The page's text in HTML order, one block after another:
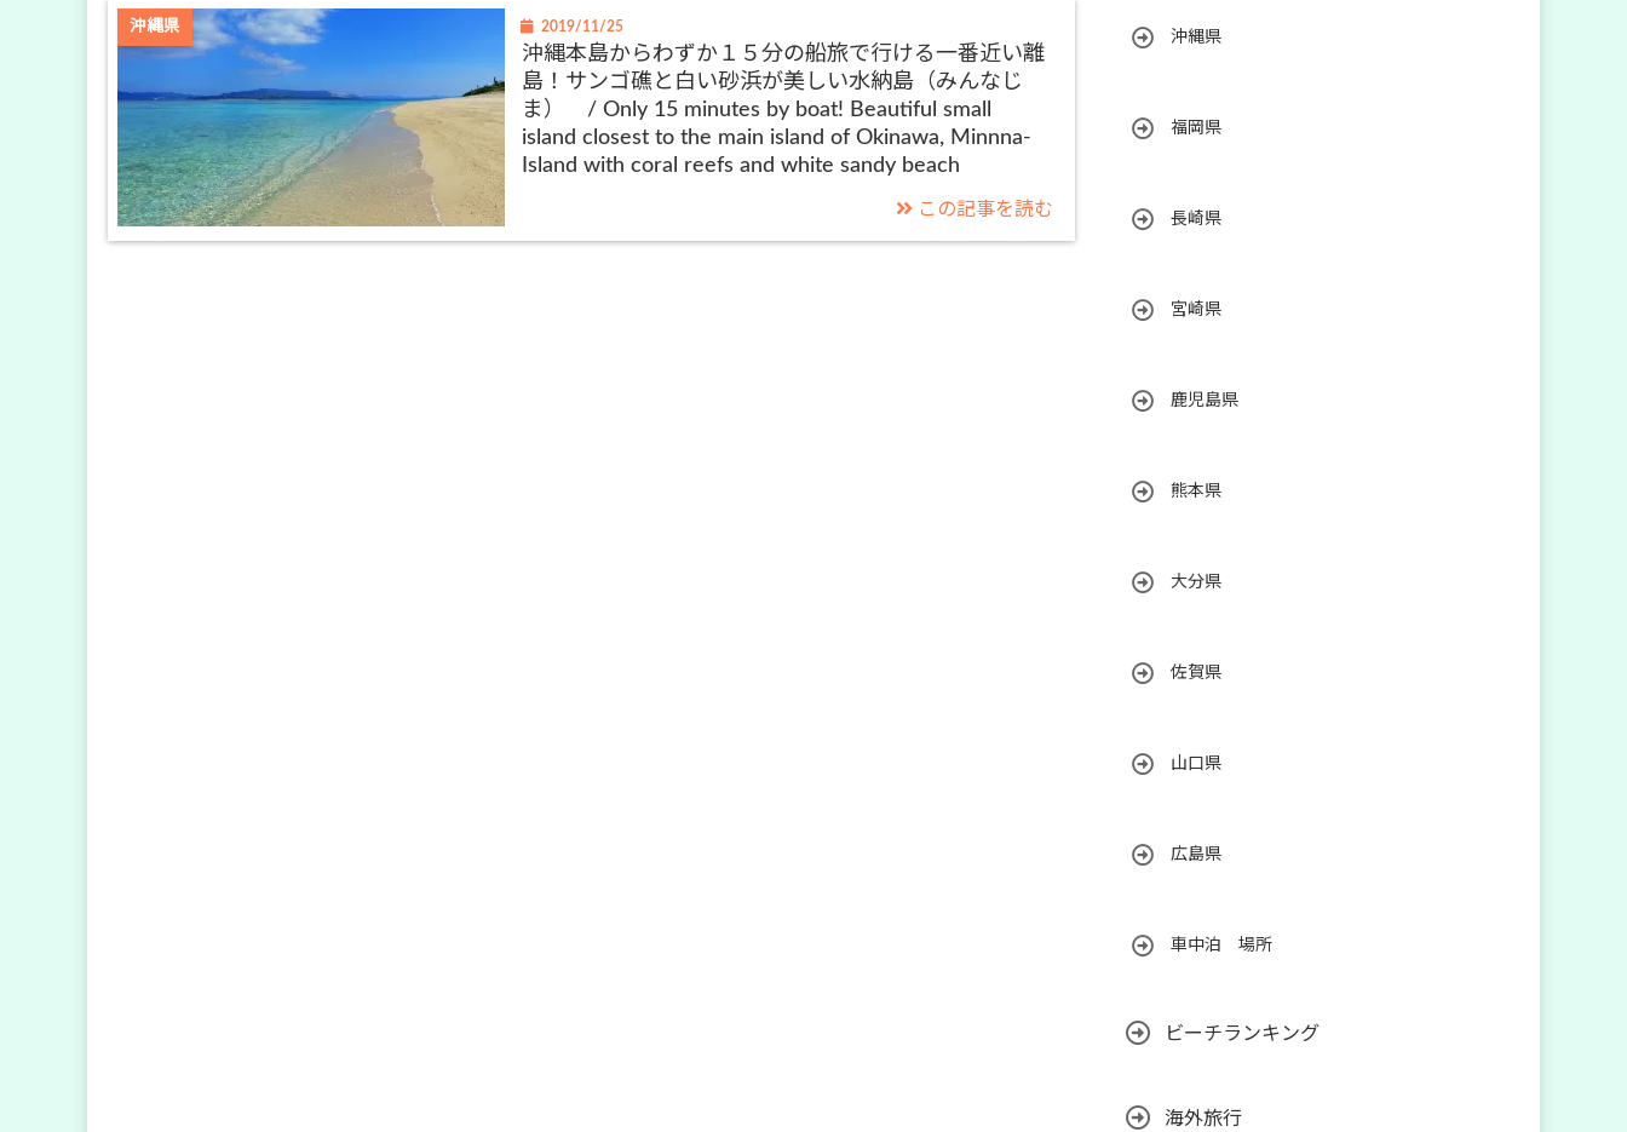
沖縄県 2019/11/25
沖縄本島からわずか１５分の船旅で行ける一番近い離
島！サンゴ礁と白い砂浜が美しい水納島（みんなじ
ま） / Only 15 minutes by boat! Beautiful small
island closest to the main island of Okinawa, Minnna-
Island with coral reefs and white sandy beach
この記事を読む
沖縄県
福岡県
長崎県
宮崎県
鹿児島県
熊本県
大分県
佐賀県
山口県
広島県
車中泊 場所
ビーチランキング
海外旅行